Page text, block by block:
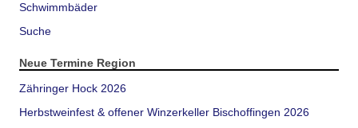
Schwimmbäder
Suche
Neue Termine Region
Zähringer Hock 2026
Herbstweinfest & offener Winzerkeller Bischoffingen 2026